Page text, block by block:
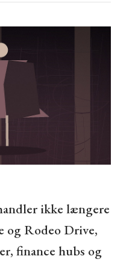
ikke længere
og Rodeo Drive,
finance hubs og